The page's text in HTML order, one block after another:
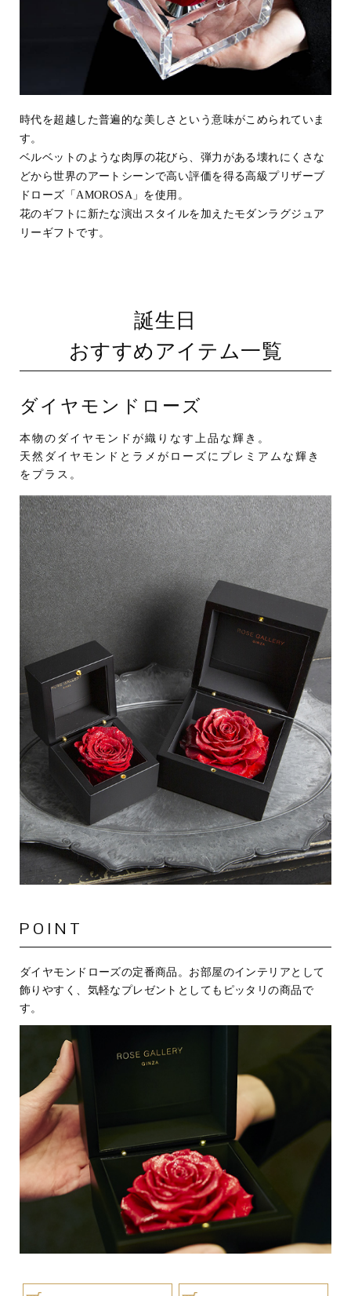
時代を超越した普遍的な美しさという意味がこめられていま
す。
ベルベットのような肉厚の花びら、弾力がある壊れにくさな
どから世界のアートシーンで高い評価を得る高級プリザーブ
ドローズ「AMOROSA」を使用。
花のギフトに新たな演出スタイルを加えたモダンラグジュア
リーギフトです。
誕生日
おすすめアイテム一覧
ダイヤモンドローズ
本物のダイヤモンドが織りなす上品な輝き。
天然ダイヤモンドとラメがローズにプレミアムな輝き
をプラス。
POINT
ダイヤモンドローズの定番商品。お部屋のインテリアとして
飾りやすく、気軽なプレゼントとしてもピッタリの商品で
す。